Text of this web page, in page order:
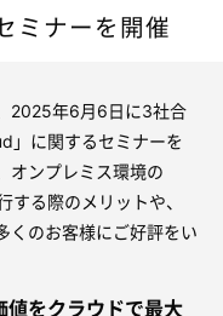
ミナーを開催
2025年6月6日に3社合
」に関するセミナーを
オンプレミス環境の
る際のメリットや、
くのお客様にご好評をい
をクラウドで最大